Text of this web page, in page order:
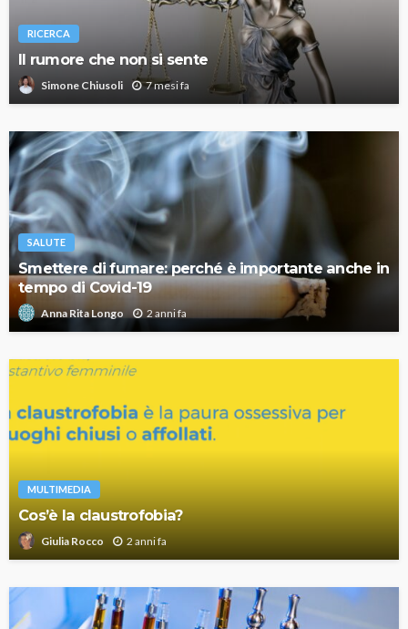
RICERCA
Il rumore che non si sente
Simone Chiusoli 7 mesi fa
SALUTE
Smettere di fumare: perché è importante anche in
tempo di Covid-19
Anna Rita Longo 2 anni fa
MULTIMEDIA
Cos’è la claustrofobia?
Giulia Rocco 2 anni fa